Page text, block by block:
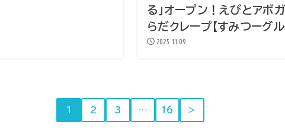
る」オープン！えびとアボ
らだクレープ【すみつーグル
2025.11.09
1 2 3 … 16 ＞